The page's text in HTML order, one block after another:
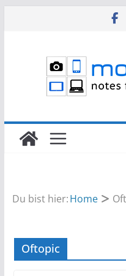
Du bist hier:Home
Oftopic